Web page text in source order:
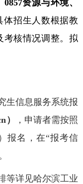
0857资源与环境、
体招生人数根据教
考核情况调整。拟
生信息服务系统报
） ，申请者需按照
报名，在“报考信
等详见哈尔滨工业